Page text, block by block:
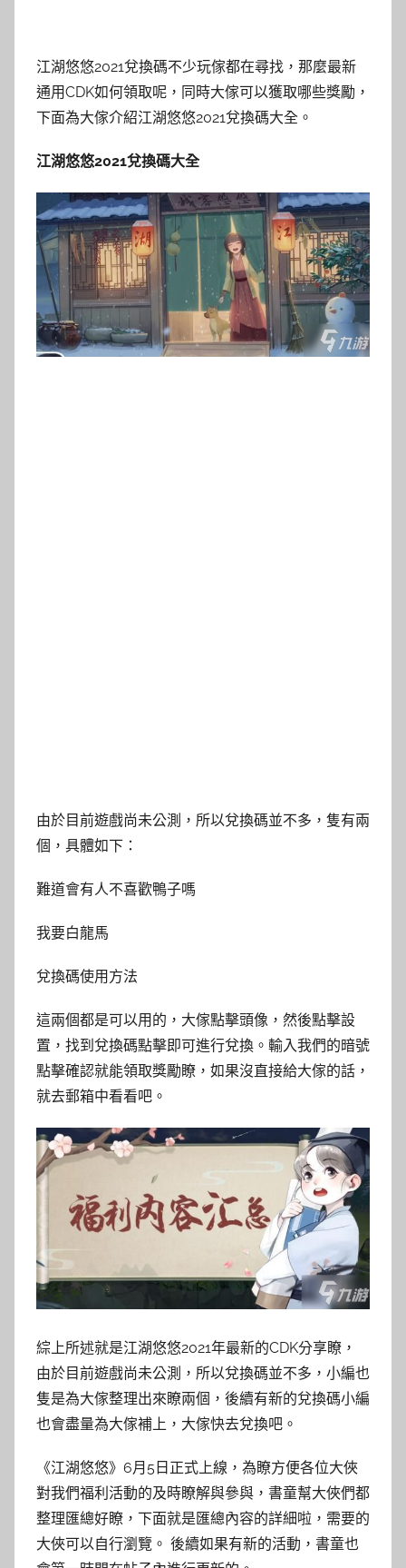
江湖悠悠2021兌換碼不少玩傢都在尋找，那麼最新
通用CDK如何領取呢，同時大傢可以獲取哪些獎勵，
下面為大傢介紹江湖悠悠2021兌換碼大全。
江湖悠悠2021兌換碼大全
由於目前遊戲尚未公測，所以兌換碼並不多，隻有兩
個，具體如下：
難道會有人不喜歡鴨子嗎
我要白龍馬
兌換碼使用方法
這兩個都是可以用的，大傢點擊頭像，然後點擊設
置，找到兌換碼點擊即可進行兌換。輸入我們的暗號
點擊確認就能領取獎勵瞭，如果沒直接給大傢的話，
就去郵箱中看看吧。
綜上所述就是江湖悠悠2021年最新的CDK分享瞭，
由於目前遊戲尚未公測，所以兌換碼並不多，小編也
隻是為大傢整理出來瞭兩個，後續有新的兌換碼小編
也會盡量為大傢補上，大傢快去兌換吧。
《江湖悠悠》6月5日正式上線，為瞭方便各位大俠
對我們福利活動的及時瞭解與參與，書童幫大俠們都
整理匯總好瞭，下面就是匯總內容的詳細啦，需要的
大俠可以自行瀏覽。 後續如果有新的活動，書童也